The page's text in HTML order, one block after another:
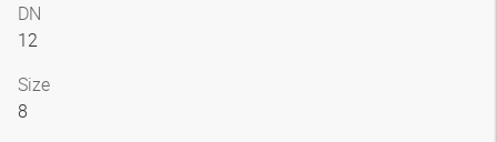
DN
12
Size
8